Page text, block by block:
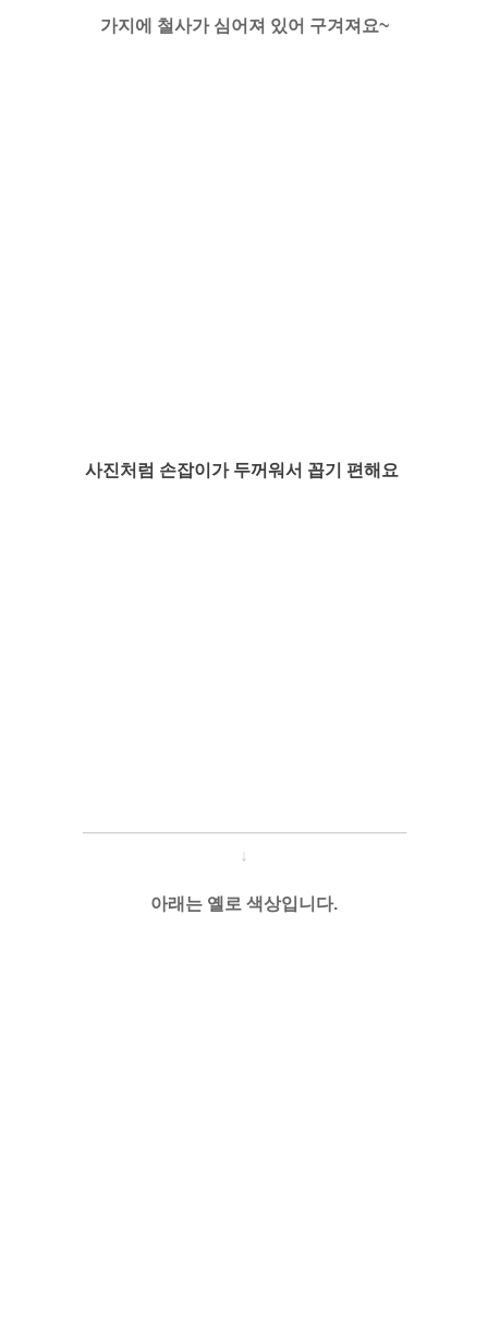
가지에 철사가 심어져 있어 구겨져요~
사진처럼 손잡이가 두꺼워서 꼽기 편해요
───────────────────────────
↓
아래는 옐로 색상입니다.